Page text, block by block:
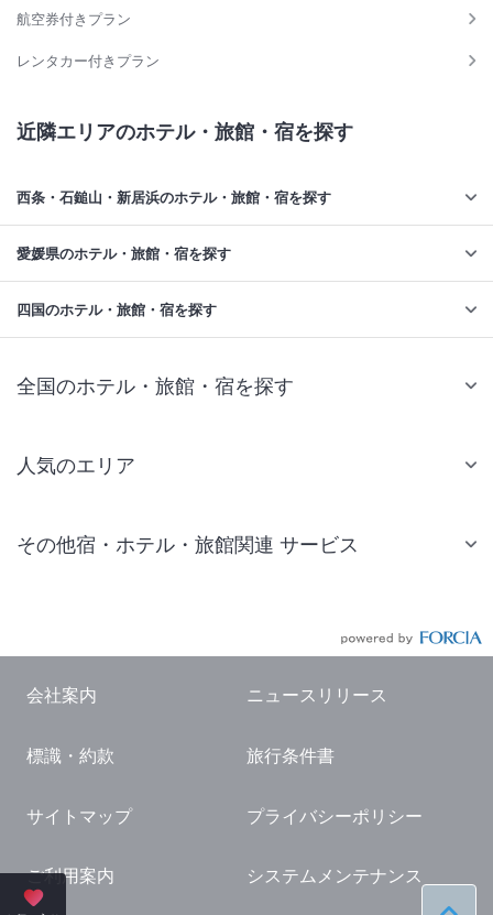
航空券付きプラン
レンタカー付きプラン
近隣エリアのホテル・旅館・宿を探す
西条・石鎚山・新居浜のホテル・旅館・宿を探す
愛媛県のホテル・旅館・宿を探す
四国のホテル・旅館・宿を探す
全国のホテル・旅館・宿を探す
人気のエリア
仙台 ホテル
東京ドーム ホテル
横浜 ホテル
熱海 ホテル
京都 ホテル
その他宿・ホテル・旅館関連 サービス
国内観光ガイド
旅行・観光情報
会社案内 ニュースリリース
標識・約款 旅行条件書
サイトマップ プライバシーポリシー
ご利用案内 システムメンテナンス